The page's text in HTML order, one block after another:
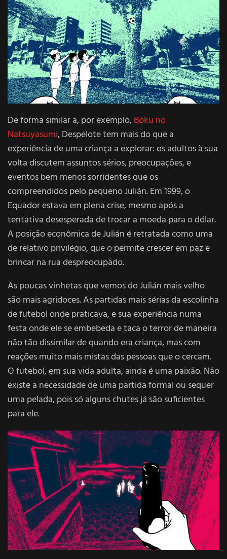
De forma similar a, por exemplo,Boku no
Natsuyasumi, Despelote tem mais do que a
experiência de uma criança a explorar: os adultos à sua
volta discutem assuntos sérios, preocupações, e
eventos bem menos sorridentes que os
compreendidos pelo pequeno Julián. Em 1999, o
Equador estava em plena crise, mesmo após a
tentativa desesperada de trocar a moeda para o dólar.
A posição econômica de Julián é retratada como uma
de relativo privilégio, que o permite crescer em paz e
brincar na rua despreocupado.
As poucas vinhetas que vemos do Julián mais velho
são mais agridoces. As partidas mais sérias da escolinha
de futebol onde praticava, e sua experiência numa
festa onde ele se embebeda e taca o terror de maneira
não tão dissimilar de quando era criança, mas com
reações muito mais mistas das pessoas que o cercam.
O futebol, em sua vida adulta, ainda é uma paixão. Não
existe a necessidade de uma partida formal ou sequer
uma pelada, pois só alguns chutes já são suficientes
para ele.